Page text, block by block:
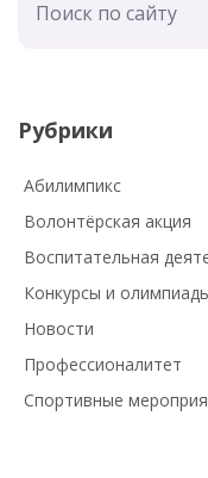
Рубрики
Абилимпикс
Волонтёрская акция
Воспитательная
Конкурсы и
Новости
Профессионалитет
Спортивные